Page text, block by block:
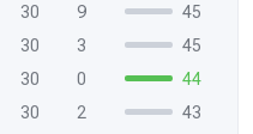
30 9
45
30 3
45
30 0
44
30 2
43